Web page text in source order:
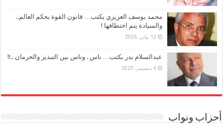
محمد يوسف العزيزي يكتب… قانون القوة يحكم العالم..
والسيادة يتم اختطافها !
12 يناير، 2026
عبدالسلام بدر يكتب… ناس . وناس بين التبذير والحرمان ..!!
6 ديسمبر، 2025
أحزاب ونواب